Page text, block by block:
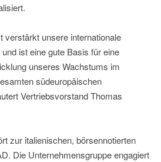
verstärkt unsere internationale
ist eine gute Basis für eine
unseres Wachstums im
südeuropäischen
Vertriebsvorstand Thomas
zur italienischen, börsennotierten
Die Unternehmensgruppe engagiert